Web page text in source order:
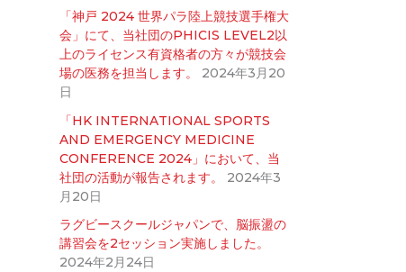
「神戸 2024 世界パラ陸上競技選手権大
会」にて、当社団のPHICIS LEVEL2以
上のライセンス有資格者の方々が競技会
場の医務を担当します。
2024年3月20
日
「HK INTERNATIONAL SPORTS
AND EMERGENCY MEDICINE
CONFERENCE 2024」において、当
社団の活動が報告されます。
2024年3
月20日
ラグビースクールジャパンで、脳振盪の
講習会を2セッション実施しました。
2024年2月24日